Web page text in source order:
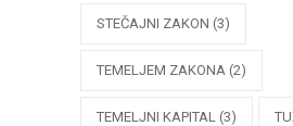
STEČAJNI ZAKON (3)
TEMELJEM ZAKONA (2)
TEMELJNI KAPITAL (3)